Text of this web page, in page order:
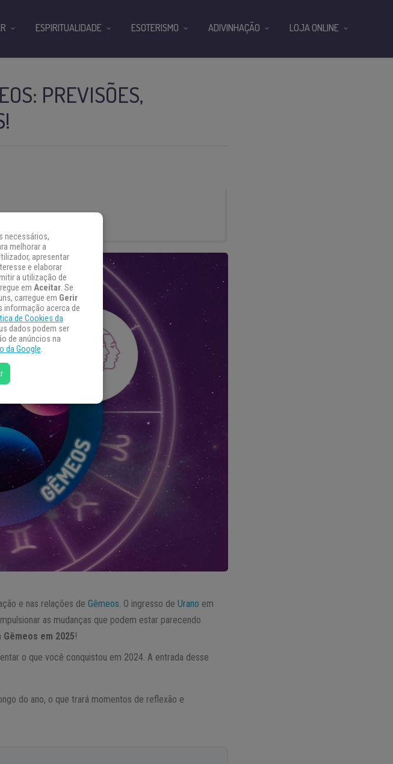
PREVISÕES,
e nas relações deGêmeos. O ingresso deUrano em
as mudanças que podem estar parecendo
em 2025!
o que você conquistou em 2024. A entrada desse
do ano, o que trará momentos de reflexão e
ESPIRITUALIDADE ESOTERISMO ADIVINHAÇÃO LOJA ONLINE
necessários,
melhorar a
apresentar
e elaborar
a utilização de
em Aceitar. Se
carregue em Gerir
informação acerca de
de Cookies da
dados podem ser
de anúncios na
da Google.